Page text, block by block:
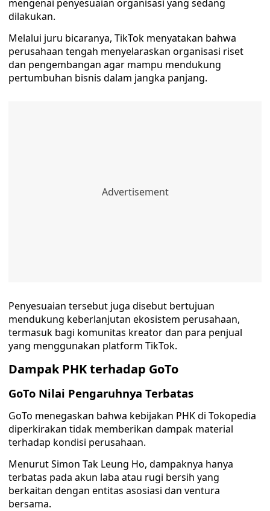
mengenai penyesuaian organisasi yang sedang
dilakukan.
Melalui juru bicaranya, TikTok menyatakan bahwa
perusahaan tengah menyelaraskan organisasi riset
dan pengembangan agar mampu mendukung
pertumbuhan bisnis dalam jangka panjang.
Penyesuaian tersebut juga disebut bertujuan
mendukung keberlanjutan ekosistem perusahaan,
termasuk bagi komunitas kreator dan para penjual
yang menggunakan platform TikTok.
Dampak PHK terhadap GoTo
GoTo Nilai Pengaruhnya Terbatas
GoTo menegaskan bahwa kebijakan PHK di Tokopedia
diperkirakan tidak memberikan dampak material
terhadap kondisi perusahaan.
Menurut Simon Tak Leung Ho, dampaknya hanya
terbatas pada akun laba atau rugi bersih yang
berkaitan dengan entitas asosiasi dan ventura
bersama.